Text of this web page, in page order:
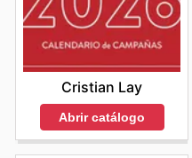
Cristian Lay
Abrir catálogo